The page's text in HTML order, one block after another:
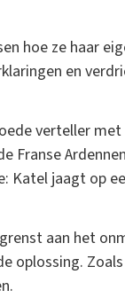
hoe ze haar
en
verteller
Franse
Katel jaagt op
aan het
oplossing.